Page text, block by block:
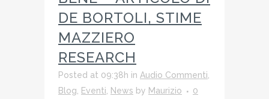
DE BORTOLI, STIME
MAZZIERO
RESEARCH
Posted at 09:38h in Audio Commenti
Blog
Eventi News by Maurizio
0